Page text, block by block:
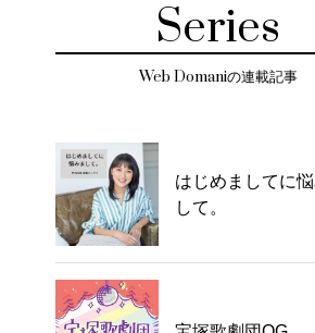
Series
Web Domaniの連載記事
はじめましてに悩
して。